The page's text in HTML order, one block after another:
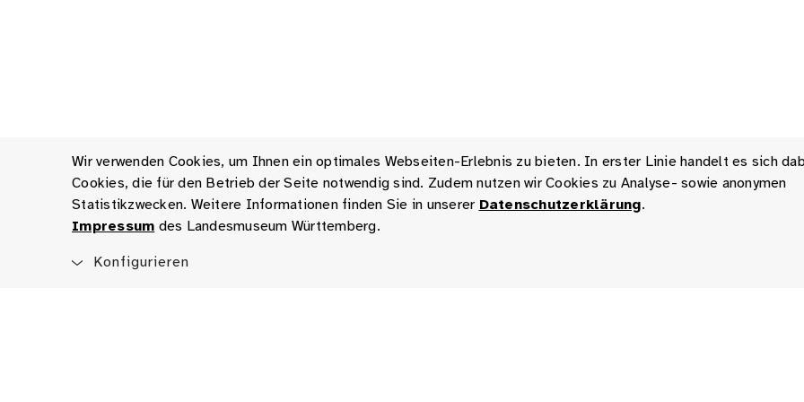
Wir verwenden Cookies, um Ihnen ein optimales Webseiten-Erlebnis zu bieten. In erster Linie handelt es sich
Cookies, die für den Betrieb der Seite notwendig sind. Zudem nutzen wir Cookies zu Analyse- sowie anonymen
Statistikzwecken. Weitere Informationen finden Sie in unserer Datenschutzerklärung.
Impressum des Landesmuseum Württemberg.
Konfigurieren